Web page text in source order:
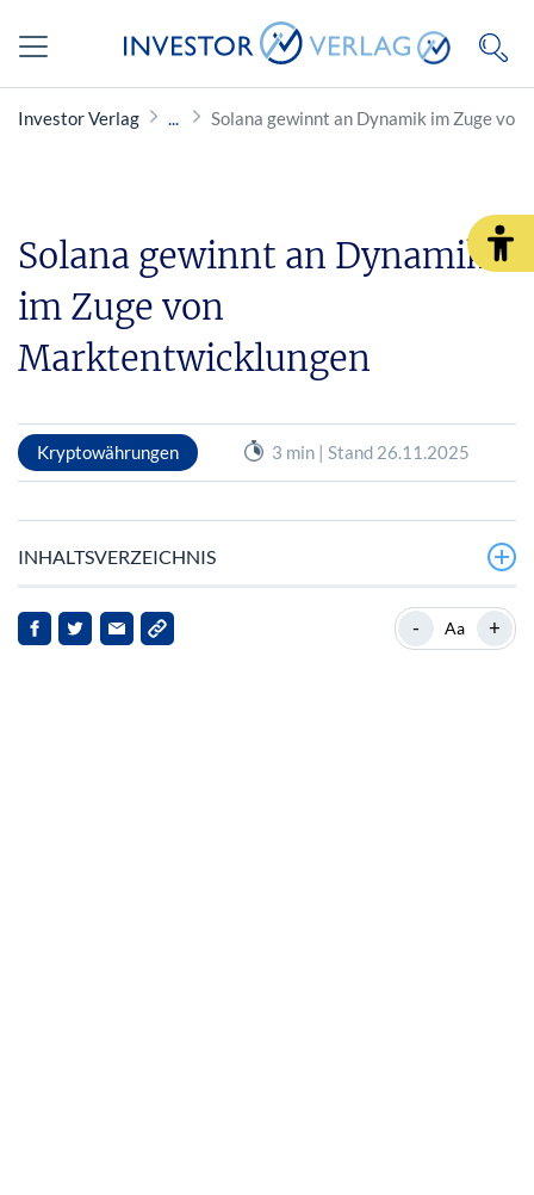
Investor Verlag Solana gewinnt an Dynamik im Zuge
Solana gewinnt an Dynamik
im Zuge von
Marktentwicklungen
Kryptowährungen 3 min | Stand 26.11.2025
INHALTSVERZEICHNIS
Aktuelle Entwicklungen von Solana
- Aa +